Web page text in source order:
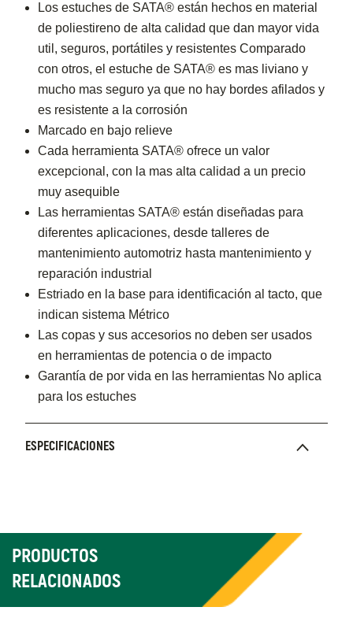
Los estuches de SATA® están hechos en material
de poliestireno de alta calidad que dan mayor vida
util, seguros, portátiles y resistentes Comparado
con otros, el estuche de SATA® es mas liviano y
mucho mas seguro ya que no hay bordes afilados y
es resistente a la corrosión
Marcado en bajo relieve
Cada herramienta SATA® ofrece un valor
excepcional, con la mas alta calidad a un precio
muy asequible
Las herramientas SATA® están diseñadas para
diferentes aplicaciones, desde talleres de
mantenimiento automotriz hasta mantenimiento y
reparación industrial
Estriado en la base para identificación al tacto, que
indican sistema Métrico
Las copas y sus accesorios no deben ser usados
en herramientas de potencia o de impacto
Garantía de por vida en las herramientas No aplica
para los estuches
ESPECIFICACIONES
PRODUCTOS
RELACIONADOS